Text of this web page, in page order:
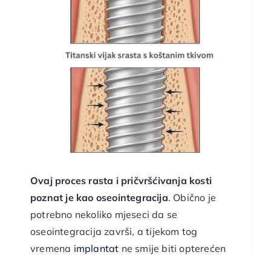
Ovaj proces rasta i pričvršćivanja kosti
poznat je kao oseointegracija. Obično je
potrebno nekoliko mjeseci da se
oseointegracija završi, a tijekom tog
vremena implantat ne smije biti opterećen